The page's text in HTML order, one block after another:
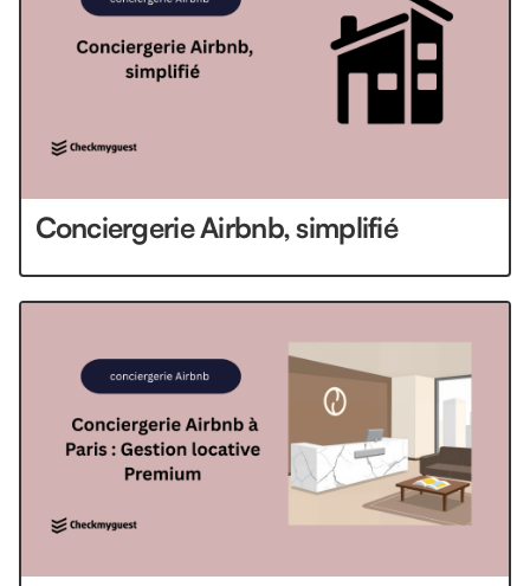
Conciergerie Airbnb, simplifié